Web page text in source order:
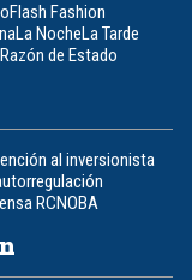
Flash Fashion
La NocheLa Tarde
Razón de Estado
al inversionista
RCNOBA